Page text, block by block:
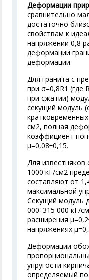
Деформации
сравнительно
достаточно
свойствам к
напряжении 0,8
деформации
деформации.
Для гранита с
при σ=0,8R1 (где R
при сжатии)
секущий модуль
см2, полная
коэффициент
μ=0,08÷0,15.
Для известняков
1000 кГ/см2
составляют от
максимальной
Секущий модуль
000÷315 000 кГ/см
расширения
напряжениях
Деформации
упругости
определяемый